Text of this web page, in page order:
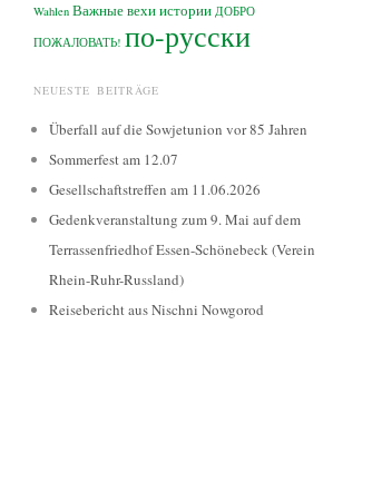
Wahlen Важные вехи истории ДОБРО
ПОЖАЛОВАТЬ! по-русски
NEUESTE BEITRÄGE
Überfall auf die Sowjetunion vor 85 Jahren
Sommerfest am 12.07
Gesellschaftstreffen am 11.06.2026
Gedenkveranstaltung zum 9. Mai auf dem
Terrassenfriedhof Essen-Schönebeck (Verein
Rhein-Ruhr-Russland)
Reisebericht aus Nischni Nowgorod